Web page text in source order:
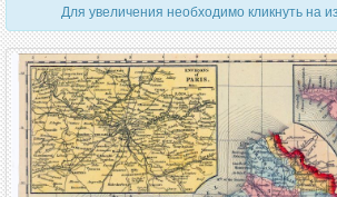
Для увеличения необходимо кликнуть на